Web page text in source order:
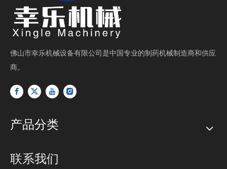
佛山市幸乐机械设备有限公司是中国专业的制药机械制造商和供应
商。
产品分类
联系我们